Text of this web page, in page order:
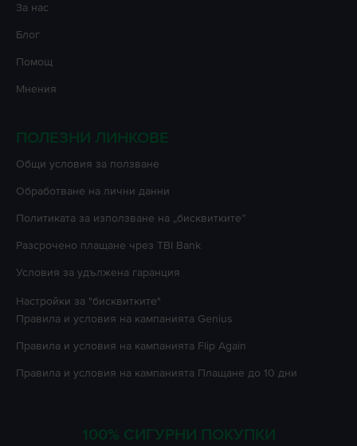
За нас
Блог
Помощ
Мнения
ПОЛЕЗНИ ЛИНКОВЕ
Oбщи условия за ползване
Oбработване на лични данни
Политиката за използване на „бисквитките”
Разсрочено плащане чрез TBI Bank
Условия за удължена гаранция
Настройки за "бисквитките"
Правила и условия на кампанията Genius
Правила и условия на кампанията Flip Again
Правила и условия на кампанията Плащане до 10 дни
100% СИГУРНИ ПОКУПКИ